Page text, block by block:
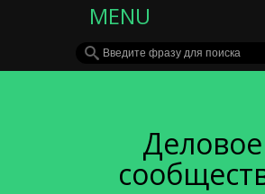
MENU
Деловое